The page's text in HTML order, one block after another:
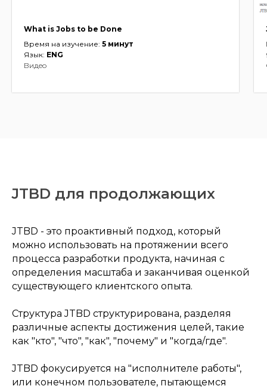
What is Jobs to be Done
Время на изучение: 5 минут
Язык: ENG
Видео
JTBD для продолжающих
JTBD - это проактивный подход, который
можно использовать на протяжении всего
процесса разработки продукта, начиная с
определения масштаба и заканчивая оценкой
существующего клиентского опыта.
Структура JTBD структурирована, разделяя
различные аспекты достижения целей, такие
как "кто", "что", "как", "почему" и "когда/где".
JTBD фокусируется на "исполнителе работы",
или конечном пользователе, пытающемся